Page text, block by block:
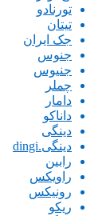
تورنادو
تیتان
جک ایران
جنوس
جنیوس
چملر
دامار
داناکو
دینگی
دینگی.dingi
رابین
راویکس
رونیکس
ریکو